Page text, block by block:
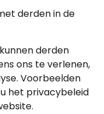
derden in de
derden
ons te verlenen,
Voorbeelden
het privacybeleid